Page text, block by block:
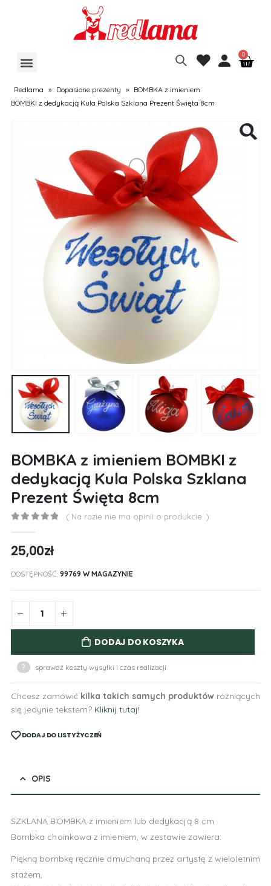
Redlama » Dopasione prezenty » BOMBKA z imieniem
BOMBKI z dedykacją Kula Polska Szklana Prezent Święta 8cm
BOMBKA z imieniem BOMBKI z
dedykacją Kula Polska Szklana
Prezent Święta 8cm
( Na razie nie ma opinii o produkcie. )
25,00zł
DOSTĘPNOŚĆ: 99769 W MAGAZYNIE
DODAJ DO KOSZYKA
? sprawdź koszty wysyłki i czas realizacji
Chcesz zamówić kilka takich samych produktówróżniących
się jedynie tekstem? Kliknij tutaj!
DODAJ DO LISTY ŻYCZEŃ
OPIS
SZKLANA BOMBKA z imieniem lub dedykacją 8 cm
Bombka choinkowa z imieniem, w zestawie zawiera:
Piękną bombkę ręcznie dmuchaną przez artystę z wieloletnim
stażem,